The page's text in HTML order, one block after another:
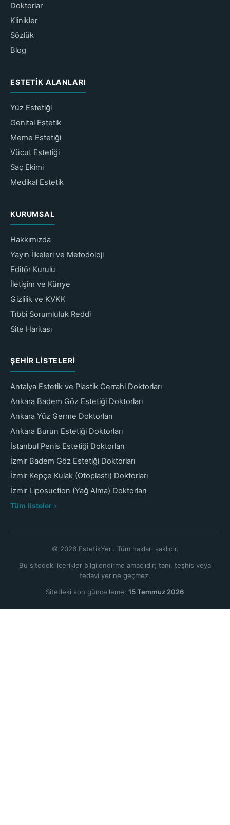
Doktorlar
Klinikler
Sözlük
Blog
ESTETIK ALANLARI
Yüz Estetiği
Genital Estetik
Meme Estetiği
Vücut Estetiği
Saç Ekimi
Medikal Estetik
KURUMSAL
Hakkımızda
Yayın İlkeleri ve Metodoloji
Editör Kurulu
İletişim ve Künye
Gizlilik ve KVKK
Tıbbi Sorumluluk Reddi
Site Haritası
ŞEHIR LISTELERI
Antalya Estetik ve Plastik Cerrahi Doktorları
Ankara Badem Göz Estetiği Doktorları
Ankara Yüz Germe Doktorları
Ankara Burun Estetiği Doktorları
İstanbul Penis Estetiği Doktorları
İzmir Badem Göz Estetiği Doktorları
İzmir Kepçe Kulak (Otoplasti) Doktorları
İzmir Liposuction (Yağ Alma) Doktorları
Tüm listeler ›
© 2026 EstetikYeri. Tüm hakları saklıdır.
Bu sitedeki içerikler bilgilendirme amaçlıdır; tanı, teşhis veya
tedavi yerine geçmez.
Sitedeki son güncelleme: 15 Temmuz 2026